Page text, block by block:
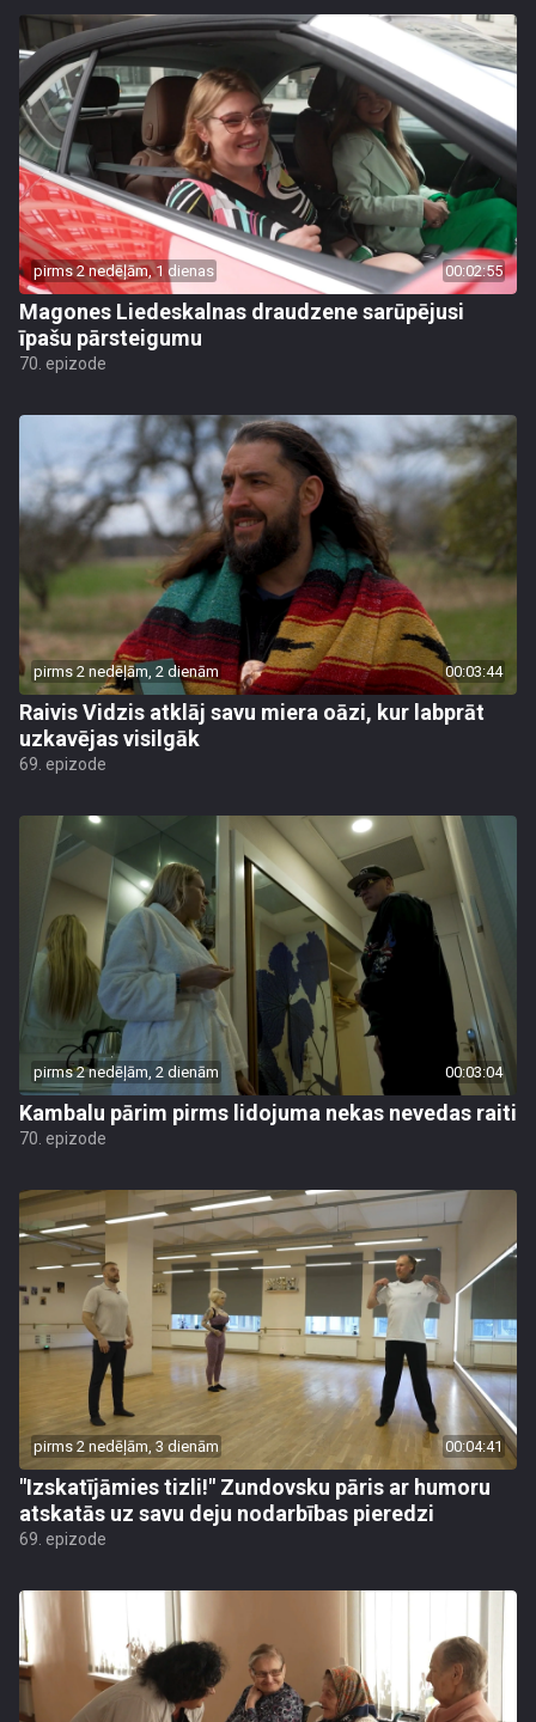
pirms 2 nedēļām, 1 dienas 00:02:55
Magones Liedeskalnas draudzene sarūpējusi
īpašu pārsteigumu
70. epizode
pirms 2 nedēļām, 2 dienām 00:03:44
Raivis Vidzis atklāj savu miera oāzi, kur labprāt
uzkavējas visilgāk
69. epizode
pirms 2 nedēļām, 2 dienām 00:03:04
Kambalu pārim pirms lidojuma nekas nevedas raiti
70. epizode
pirms 2 nedēļām, 3 dienām 00:04:41
"Izskatījāmies tizli!" Zundovsku pāris ar humoru
atskatās uz savu deju nodarbības pieredzi
69. epizode